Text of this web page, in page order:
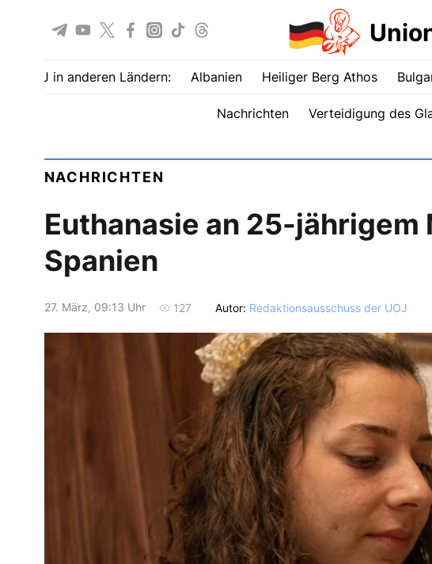
UOJ in anderen Ländern: Albanien Heiliger Berg Athos
Nachrichten Verteidigung des
NACHRICHTEN
Euthanasie an 25-jährigem
Spanien
27. März, 09:13 Uhr 127 Autor: Redaktionsausschuss der UOJ